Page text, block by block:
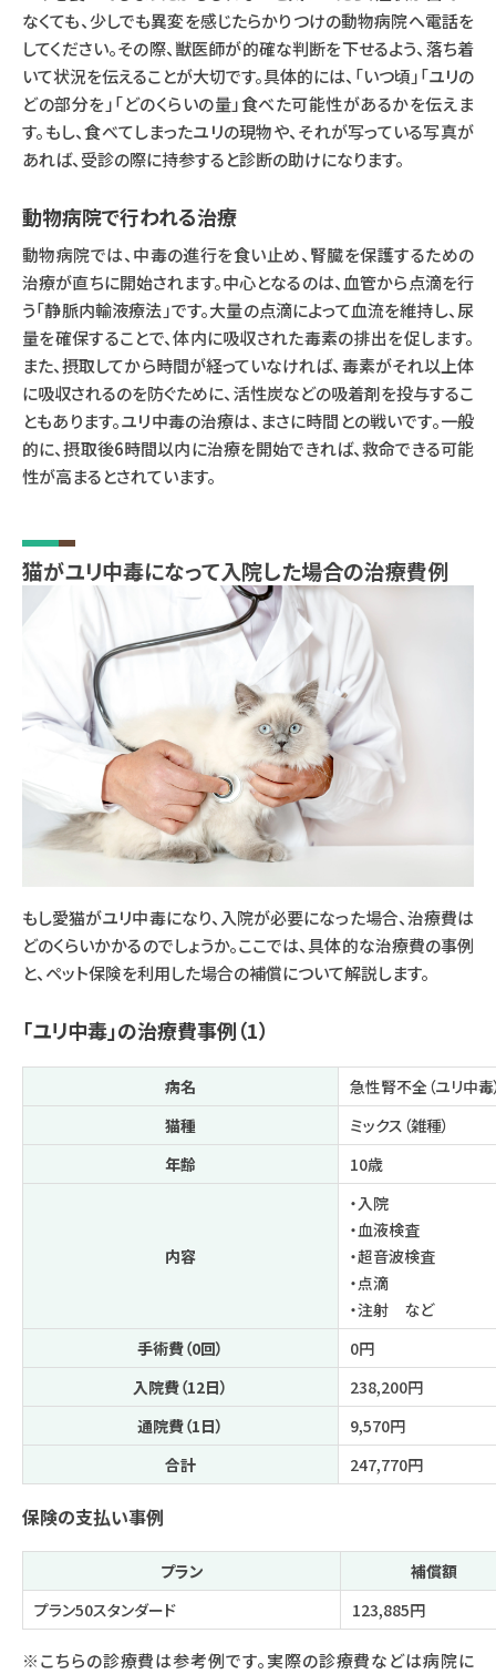
なくても、少しでも異変を感じたらかりつけの動物病院へ電話を
してください。その際、獣医師が的確な判断を下せるよう、落ち着
いて状況を伝えることが大切です。具体的には、「いつ頃」「ユリの
どの部分を」「どのくらいの量」食べた可能性があるかを伝えま
す。もし、食べてしまったユリの現物や、それが写っている写真が
あれば、受診の際に持参すると診断の助けになります。
動物病院で行われる治療
動物病院では、中毒の進行を食い止め、腎臓を保護するための
治療が直ちに開始されます。中心となるのは、血管から点滴を行
う「静脈内輸液療法」です。大量の点滴によって血流を維持し、尿
量を確保することで、体内に吸収された毒素の排出を促します。
また、摂取してから時間が経っていなければ、毒素がそれ以上体
に吸収されるのを防ぐために、活性炭などの吸着剤を投与するこ
ともあります。ユリ中毒の治療は、まさに時間との戦いです。一般
的に、摂取後6時間以内に治療を開始できれば、救命できる可能
性が高まるとされています。
猫がユリ中毒になって入院した場合の治療費例
もし愛猫がユリ中毒になり、入院が必要になった場合、治療費は
どのくらいかかるのでしょうか。ここでは、具体的な治療費の事例
と、ペット保険を利用した場合の補償について解説します。
「ユリ中毒」の治療費事例（1）
病名
急性腎不全（ユリ中毒
猫種
ミックス（雑種）
年齢
10歳
内容
・入院
・血液検査
・超音波検査
・点滴
・注射 など
手術費（0回）
0円
入院費（12日）
238,200円
通院費（1日）
9,570円
合計
247,770円
保険の支払い事例
プラン
補償額
プラン50スタンダード
123,885円
※こちらの診療費は参考例です。実際の診療費などは病院に